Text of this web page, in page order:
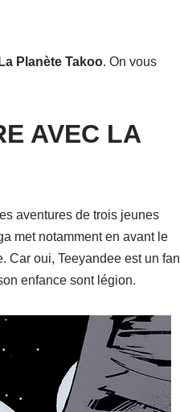
La Planète Takoo. On vous
AVEC LA
aventures de trois jeunes
met notamment en avant le
Car oui, Teeyandee est un fan
enfance sont légion.